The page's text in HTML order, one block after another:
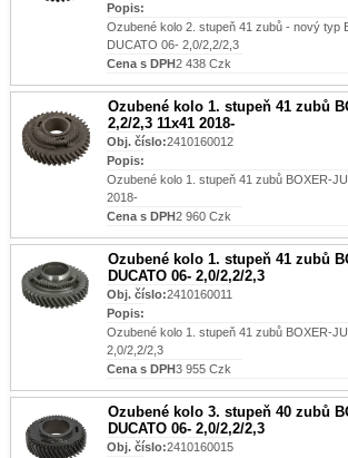
Popis:
Ozubené kolo 2. stupeň 41 zubů - nový typ
DUCATO 06- 2,0/2,2/2,3
Cena s DPH2 438 Czk
Ozubené kolo 1. stupeň 41 zubů
2,2/2,3 11x41 2018-
Obj. číslo:2410160012
Popis:
Ozubené kolo 1. stupeň 41 zubů BOXER-
2018-
Cena s DPH2 960 Czk
Ozubené kolo 1. stupeň 41 zubů
DUCATO 06- 2,0/2,2/2,3
Obj. číslo:2410160011
Popis:
Ozubené kolo 1. stupeň 41 zubů BOXER-
2,0/2,2/2,3
Cena s DPH3 955 Czk
Ozubené kolo 3. stupeň 40 zubů
DUCATO 06- 2,0/2,2/2,3
Obj. číslo:2410160015